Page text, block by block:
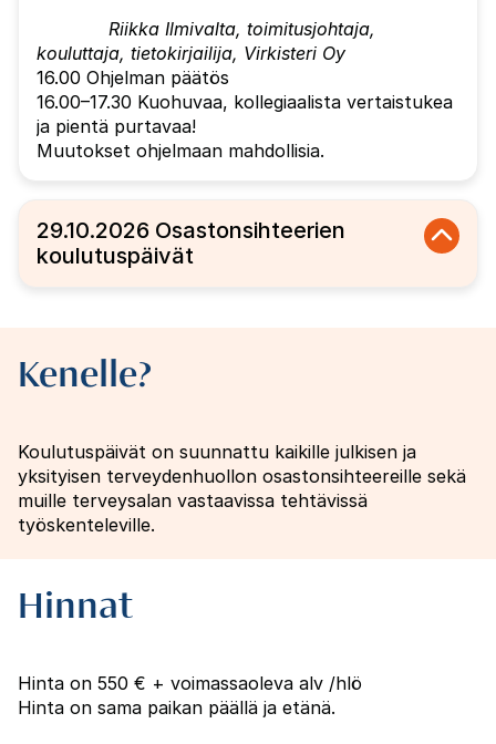
Riikka Ilmivalta, toimitusjohtaja,
kouluttaja, tietokirjailija, Virkisteri Oy
16.00 Ohjelman päätös
16.00–17.30 Kuohuvaa, kollegiaalista vertaistukea
ja pientä purtavaa!
Muutokset ohjelmaan mahdollisia.
29.10.2026 Osastonsihteerien
koulutuspäivät
Kenelle?
Koulutuspäivät on suunnattu kaikille julkisen ja
yksityisen terveydenhuollon osastonsihteereille sekä
muille terveysalan vastaavissa tehtävissä
työskenteleville.
Hinnat
Hinta on 550 € + voimassaoleva alv /hlö
Hinta on sama paikan päällä ja etänä.